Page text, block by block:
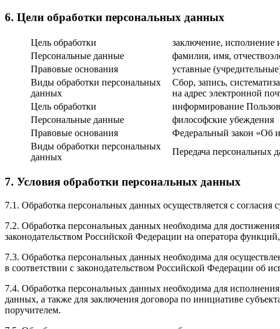
6. Цели обработки персональных данных
Цель обработки
заключение, исполнение
Персональные данные
фамилия, имя,
Правовые основания
уставные
Виды обработки персональных
данных
Сбор, запись,
на адрес электронной
Цель обработки
информирование
Персональные данные
философские убеждения
Правовые основания
Федеральный закон «Об
Виды обработки персональных
данных
Передача персональных
7. Условия обработки персональных данных
7.1. Обработка персональных данных осуществляется с
7.2. Обработка персональных данных необходима для
законодательством Российской Федерации на оператора
7.3. Обработка персональных данных необходима для
в соответствии с законодательством Российской Федерации об
7.4. Обработка персональных данных необходима для
данных, а также для заключения договора по инициативе
поручителем.